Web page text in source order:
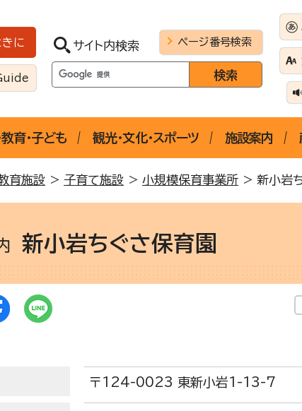
に サイト内検索 ページ番号検索
育・子ども 観光・文化・スポーツ 施設案内
育施設 > 子育て施設 > 小規模保育事業所 > 新小岩
新小岩ちぐさ保育園
〒124-0023 東新小岩1-13-7